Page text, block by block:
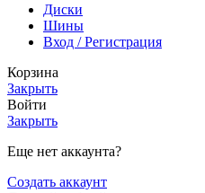
Диски
Шины
Вход / Регистрация
Корзина
Закрыть
Войти
Закрыть
Еще нет аккаунта?
Создать аккаунт